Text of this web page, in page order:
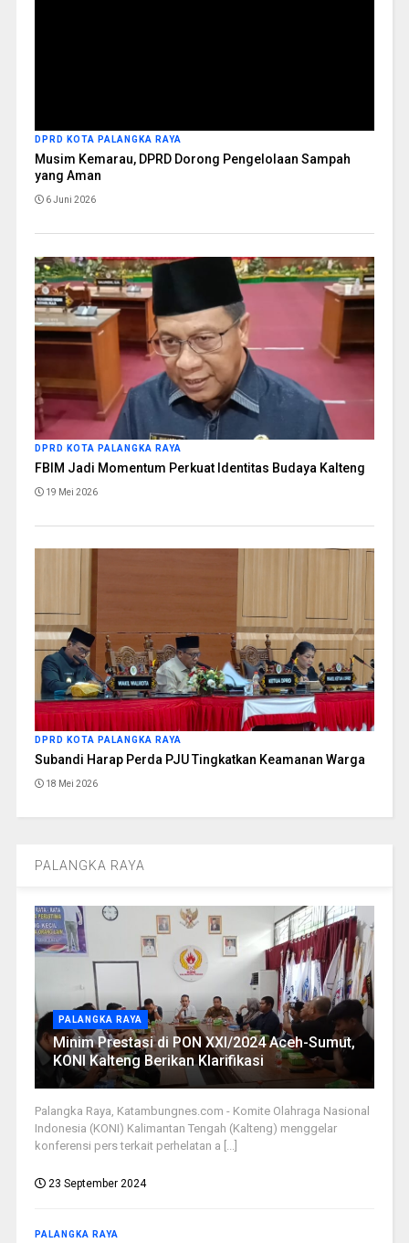
DPRD KOTA PALANGKA RAYA
Musim Kemarau, DPRD Dorong Pengelolaan Sampah
yang Aman
6 Juni 2026
DPRD KOTA PALANGKA RAYA
FBIM Jadi Momentum Perkuat Identitas Budaya Kalteng
19 Mei 2026
DPRD KOTA PALANGKA RAYA
Subandi Harap Perda PJU Tingkatkan Keamanan Warga
18 Mei 2026
PALANGKA RAYA
PALANGKA RAYA
Minim Prestasi di PON XXI/2024 Aceh-Sumut,
KONI Kalteng Berikan Klarifikasi
Palangka Raya, Katambungnes.com - Komite Olahraga Nasional
Indonesia (KONI) Kalimantan Tengah (Kalteng) menggelar
konferensi pers terkait perhelatan a [...]
23 September 2024
PALANGKA RAYA